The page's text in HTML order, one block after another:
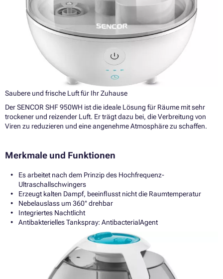
Saubere und frische Luft für Ihr Zuhause
Der SENCOR SHF 950WH ist die ideale Lösung für Räume mit sehr
trockener und reizender Luft. Er trägt dazu bei, die Verbreitung von
Viren zu reduzieren und eine angenehme Atmosphäre zu schaffen.
Merkmale und Funktionen
Es arbeitet nach dem Prinzip des Hochfrequenz-
Ultraschallschwingers
Erzeugt kalten Dampf, beeinflusst nicht die Raumtemperatur
Nebelauslass um 360° drehbar
Integriertes Nachtlicht
Antibakterielles Tankspray: AntibacterialAgent